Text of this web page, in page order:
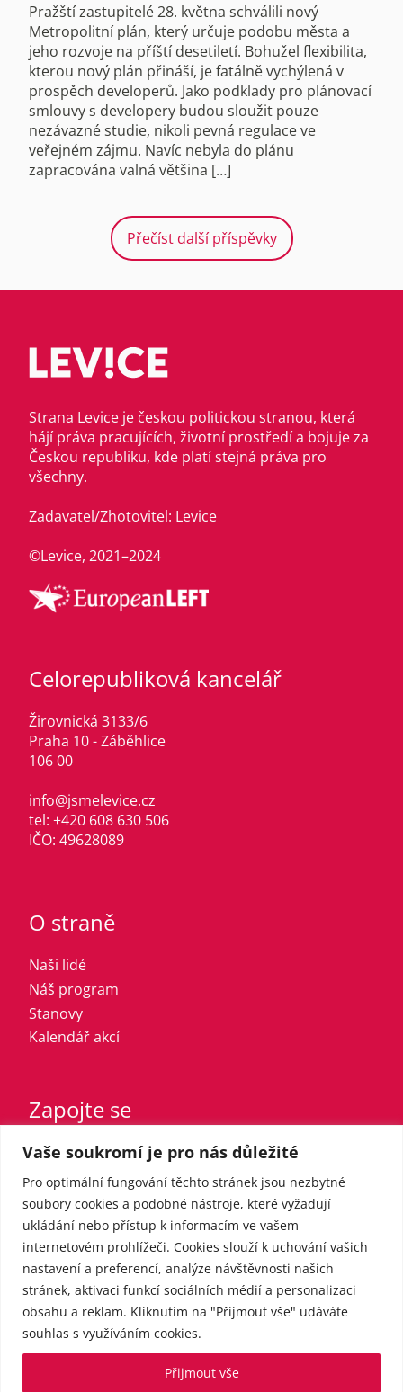
Vaše soukromí je pro nás důležité
Pro optimální fungování těchto stránek jsou nezbytné
soubory cookies a podobné nástroje, které vyžadují
ukládání nebo přístup k informacím ve vašem
internetovém prohlížeči. Cookies slouží k uchování vašich
nastavení a preferencí, analýze návštěvnosti našich
stránek, aktivaci funkcí sociálních médií a personalizaci
obsahu a reklam. Kliknutím na "Přijmout vše" udáváte
souhlas s využíváním cookies.
Přijmout vše
Pražští zastupitelé 28. května schválili nový
Metropolitní plán, který určuje podobu města a
jeho rozvoje na příští desetiletí. Bohužel flexibilita,
kterou nový plán přináší, je fatálně vychýlená v
prospěch developerů. Jako podklady pro plánovací
smlouvy s developery budou sloužit pouze
nezávazné studie, nikoli pevná regulace ve
veřejném zájmu. Navíc nebyla do plánu
zapracována valná většina […]
Přečíst další příspěvky
Strana Levice je českou politickou stranou, která
hájí práva pracujících, životní prostředí a bojuje za
Českou republiku, kde platí stejná práva pro
všechny.
Zadavatel/Zhotovitel: Levice
©Levice, 2021–2024
Celorepubliková kancelář
Žirovnická 3133/6
Praha 10 - Záběhlice
106 00
info@jsmelevice.cz
tel: +420 608 630 506
IČO: 49628089
O straně
Naši lidé
Náš program
Stanovy
Kalendář akcí
Zapojte se
Vstupte do strany
Registrovaný sympatizant
Přispějte finančně
Pro média
Kontakt
Tiskové zprávy